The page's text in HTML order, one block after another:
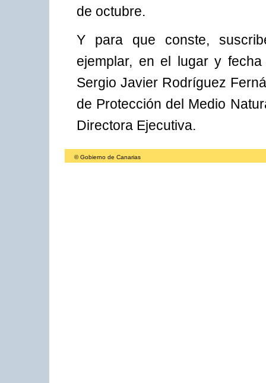
de octubre.
Y para que conste,
ejemplar, en el lugar y
Sergio Javier Rodríguez
de Protección del Medio
Directora Ejecutiva.
© Gobierno de Canarias